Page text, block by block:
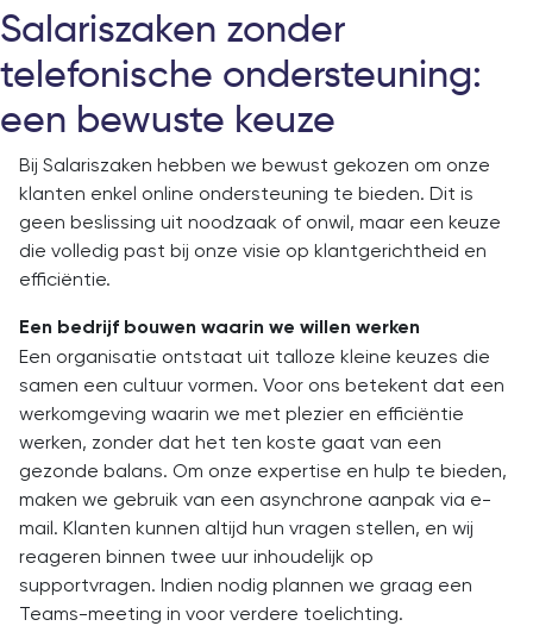
Salariszaken zonder
telefonische ondersteuning:
een bewuste keuze
Bij Salariszaken hebben we bewust gekozen om onze
klanten enkel online ondersteuning te bieden. Dit is
geen beslissing uit noodzaak of onwil, maar een keuze
die volledig past bij onze visie op klantgerichtheid en
efficiëntie.
Een bedrijf bouwen waarin we willen werken
Een organisatie ontstaat uit talloze kleine keuzes die
samen een cultuur vormen. Voor ons betekent dat een
werkomgeving waarin we met plezier en efficiëntie
werken, zonder dat het ten koste gaat van een
gezonde balans. Om onze expertise en hulp te bieden,
maken we gebruik van een asynchrone aanpak via e-
mail. Klanten kunnen altijd hun vragen stellen, en wij
reageren binnen twee uur inhoudelijk op
supportvragen. Indien nodig plannen we graag een
Teams-meeting in voor verdere toelichting.